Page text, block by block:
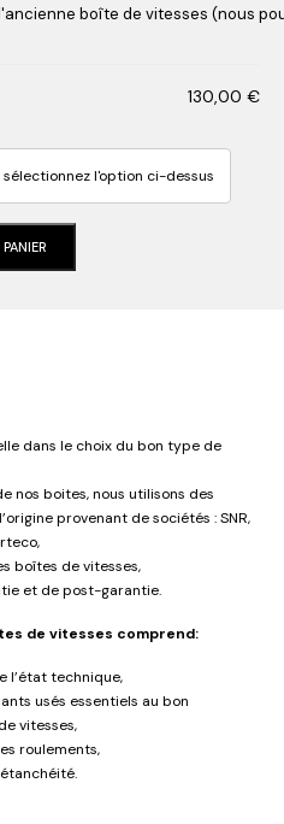
boîte de vitesses (nous
130,00 €
l'option ci-dessus
dans le choix du bon type de
nos boites, nous utilisons des
provenant de sociétés : SNR,
boîtes de vitesses,
et de post-garantie.
de vitesses comprend:
l’état technique,
usés essentiels au bon
vitesses,
roulements,